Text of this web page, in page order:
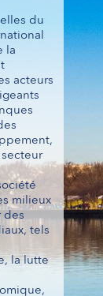
du
la
acteurs
milieux
des
tels
la lutte